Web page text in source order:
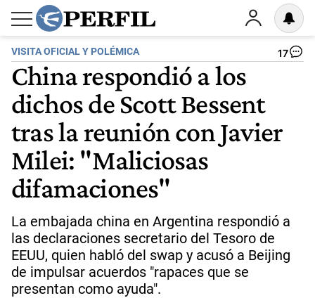
VISITA OFICIAL Y POLÉMICA 17
China respondió a los
dichos de Scott Bessent
tras la reunión con Javier
Milei: "Maliciosas
difamaciones"
La embajada china en Argentina respondió a
las declaraciones secretario del Tesoro de
EEUU, quien habló del swap y acusó a Beijing
de impulsar acuerdos "rapaces que se
presentan como ayuda".